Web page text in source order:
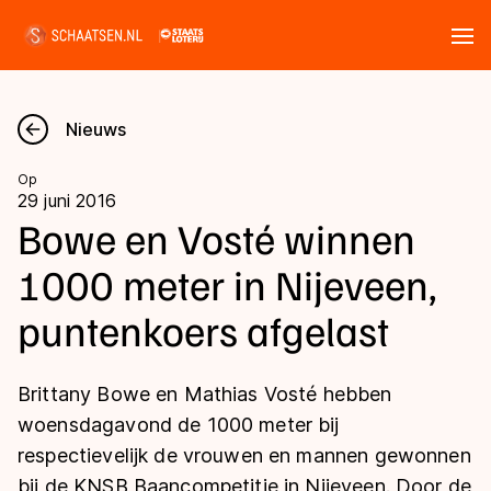
Nieuws
Kalender
Disciplines
Marathon
Shorttrack
Inlineskaten
Uitslagen
Langebaan
Shorttrack
Marathon
Tijden & historie
Ranglijsten Langebaan
Nieuws
Op
29 juni 2016
Bowe en Vosté winnen
1000 meter in Nijeveen,
puntenkoers afgelast
Brittany Bowe en Mathias Vosté hebben
woensdagavond de 1000 meter bij
respectievelijk de vrouwen en mannen gewonnen
bij de KNSB Baancompetitie in Nijeveen. Door de